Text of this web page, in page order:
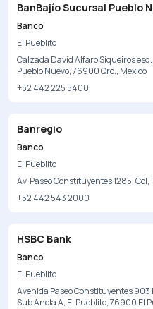
BanBajío Sucursal Pueblo
Banco
El Pueblito
Calzada David Alfaro Siqueiros
Pueblo Nuevo, 76900 Qro., Mexico
+52 442 225 5400
Banregio
Banco
El Pueblito
Av. Paseo Constituyentes 1285,
+52 442 543 2000
HSBC Bank
Banco
El Pueblito
Avenida Paseo Constituyentes
Sub Ancla A, El Pueblito, 76900 El